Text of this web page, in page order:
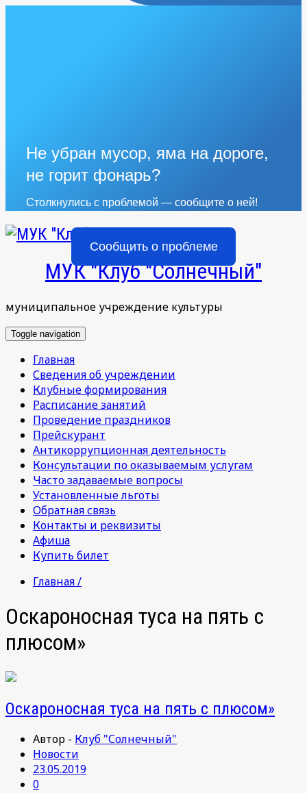
Не убран мусор, яма на дороге,
не горит фонарь?
Столкнулись с проблемой — сообщите о ней!
Сообщить о проблеме
МУК "Клуб "Солнечный"
муниципальное учреждение культуры
Toggle navigation
Главная
Сведения об учреждении
Клубные формирования
Расписание занятий
Проведение праздников
Прейскурант
Антикоррупционная деятельность
Консультации по оказываемым услугам
Часто задаваемые вопросы
Установленные льготы
Обратная связь
Контакты и реквизиты
Афиша
Купить билет
Главная /
Оскароносная туса на пять с
плюсом»
Оскароносная туса на пять с плюсом»
Автор - Клуб "Солнечный"
Новости
23.05.2019
0